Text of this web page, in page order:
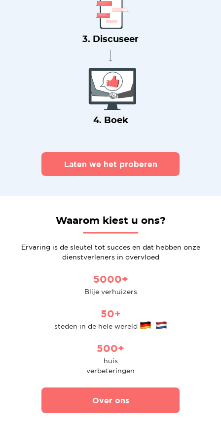
3. Discuseer
4. Boek
Laten we het proberen
Waarom kiest u ons?
Ervaring is de sleutel tot succes en dat hebben onze
dienstverleners in overvloed
5000+
Blije verhuizers
50+
steden in de hele wereld
500+
huis
verbeteringen
Over ons